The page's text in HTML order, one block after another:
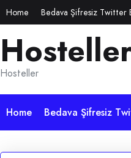
Home Bedava Şifresiz Twitter
Hosteller
Home Bedava Şifresiz